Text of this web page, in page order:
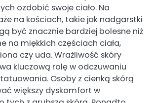
ozdobić swoje ciało. Na
na kościach, takie jak nadgarstki
być znacznie bardziej bolesne niż
na miękkich częściach ciała,
czy uda. Wrażliwość skóry
kluczową rolę w odczuwaniu
Osoby z cienką skórą
większy dyskomfort w